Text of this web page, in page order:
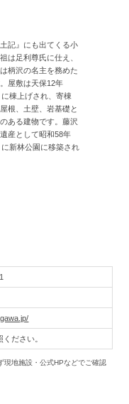
土記』にも出てくる小
は足利尊氏に仕え、
柄沢の名主を務めた
屋敷は天保12年
に棟上げされ、寄棟
根、土壁、岩基礎と
ある建物です。藤沢
産として昭和58年
に新林公園に移築され
ださい。
現地施設・公式HPなどでご確認